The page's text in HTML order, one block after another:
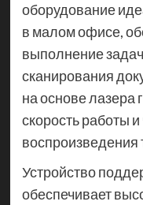
оборудование
в малом офисе,
выполнение
сканирования
на основе лазера
скорость работы и
воспроизведения
Устройство
обеспечивает